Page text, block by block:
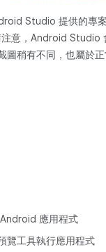
Studio 提供的專
意，Android Studio
稍有不同，也屬於正
應用程式
覽工具執行應用程式